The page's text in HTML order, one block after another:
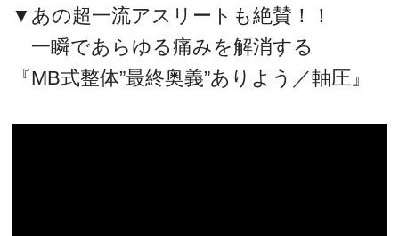
▼あの超一流アスリートも絶賛！！
一瞬であらゆる痛みを解消する
『MB式整体”最終奥義”ありよう／軸圧』